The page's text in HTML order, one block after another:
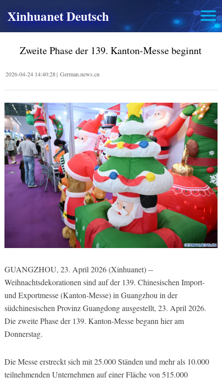
Xinhuanet Deutsch
Zweite Phase der 139. Kanton-Messe beginnt
2026-04-24 14:40:28| German.news.cn
GUANGZHOU, 23. April 2026 (Xinhuanet) --
Weihnachtsdekorationen sind auf der 139. Chinesischen Import-
und Exportmesse (Kanton-Messe) in Guangzhou in der
südchinesischen Provinz Guangdong ausgestellt, 23. April 2026.
Die zweite Phase der 139. Kanton-Messe begann hier am
Donnerstag.
Die Messe erstreckt sich mit 25.000 Ständen und mehr als 10.000
teilnehmenden Unternehmen auf einer Fläche von 515.000